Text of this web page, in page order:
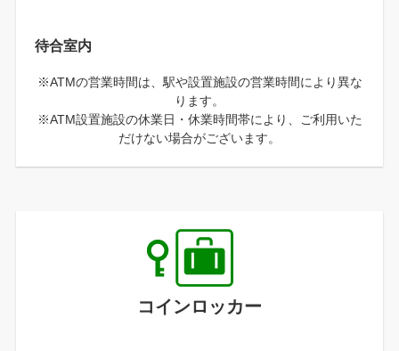
待合室内
※ATMの営業時間は、駅や設置施設の営業時間により異な
ります。
※ATM設置施設の休業日・休業時間帯により、ご利用いた
だけない場合がございます。
コインロッカー